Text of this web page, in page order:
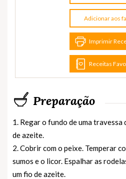
Adicionar aos
Imprimir
Receitas
Preparação
1. Regar o fundo de uma
de azeite.
2. Cobrir com o peixe. Temperar
sumos e o licor. Espalhar as
um fio de azeite.